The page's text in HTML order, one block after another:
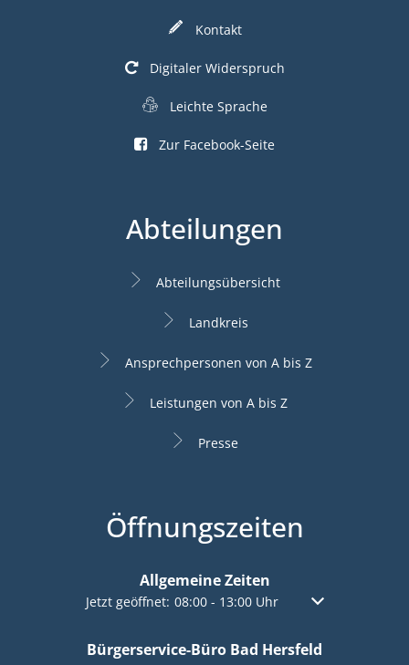
Kontakt
Digitaler Widerspruch
Leichte Sprache
Zur Facebook-Seite
Abteilungen
Abteilungsübersicht
Landkreis
Ansprechpersonen von A bis Z
Leistungen von A bis Z
Presse
Öffnungszeiten
Allgemeine Zeiten
Klicken, um weitere Öffnungs- oder Schließzeiten
Jetzt geöffnet: 08:00- 13:00Uhr Von 08:00 bis
Bürgerservice-Büro Bad Hersfeld